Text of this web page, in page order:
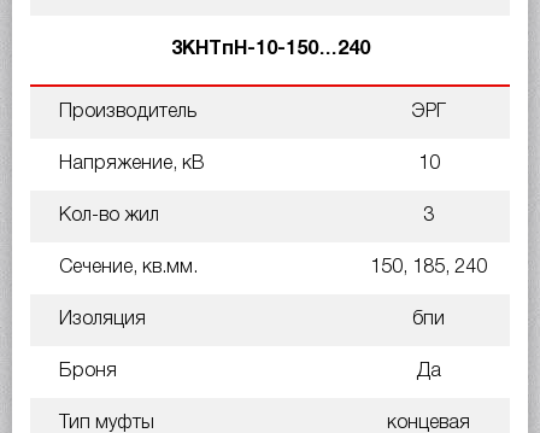
3КНТпН-10-150…240
Производитель ЭРГ
Напряжение, кВ 10
Кол-во жил 3
Сечение, кв.мм. 150, 185, 240
Изоляция бпи
Броня Да
Тип муфты концевая